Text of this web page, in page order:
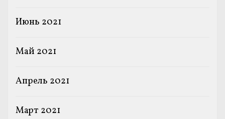
Июнь 2021
Май 2021
Апрель 2021
Март 2021